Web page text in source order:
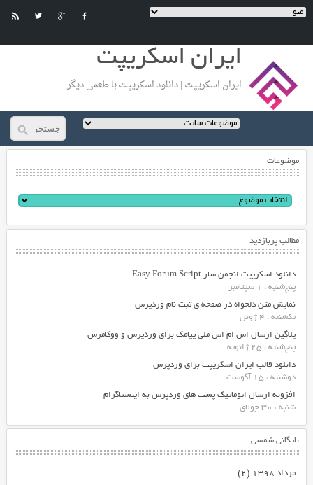
ایران اسکریپت
ایران اسکریپت | دانلود اسکریپت با طعمی دیگر
موضوعات
مطالب پربازدید
دانلود اسکریپت انجمن ساز Easy Forum Script
پنج‌شنبه ، 1 سپتامبر
نمایش متن دلخواه در صفحه ی ثبت نام وردپرس
یکشنبه ، 4 ژوئن
پلاگین ارسال اس ام اس ملی پیامک برای وردپرس و ووکامرس
پنج‌شنبه ، 25 ژانویه
دانلود قالب ایران اسکریپت برای وردپرس
دوشنبه ، 15 آگوست
افزونه ارسال اتوماتیک پست های وردپرس به اینستاگرام
شنبه ، 30 جولای
بایگانی شمسی
مرداد ۱۳۹۸
(۲)